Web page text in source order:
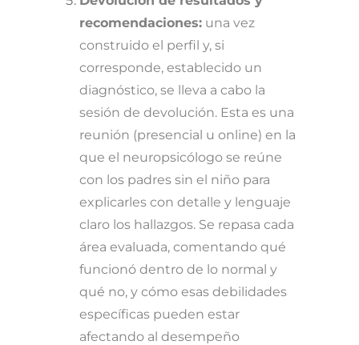
recomendaciones: una vez
construido el perfil y, si
corresponde, establecido un
diagnóstico, se lleva a cabo la
sesión de devolución. Esta es una
reunión (presencial u online) en la
que el neuropsicólogo se reúne
con los padres sin el niño para
explicarles con detalle y lenguaje
claro los hallazgos. Se repasa cada
área evaluada, comentando qué
funcionó dentro de lo normal y
qué no, y cómo esas debilidades
específicas pueden estar
afectando al desempeño